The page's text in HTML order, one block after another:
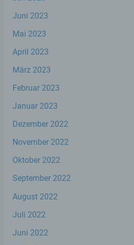
Juni 2023
Mai 2023
April 2023
März 2023
Februar 2023
Januar 2023
Dezember 2022
November 2022
Oktober 2022
September 2022
August 2022
Juli 2022
Juni 2022
personenbezogene
c) Verarbeitung
Verarbeitung ist jeder
Vorgang oder jede
Daten wie das Erheben,
Organisation, das
die Anpassung oder
Auslesen, das Abfragen,
die Offenlegung durch
Verbreitung oder eine
Verknüpfung, die
d) Einschränkung der